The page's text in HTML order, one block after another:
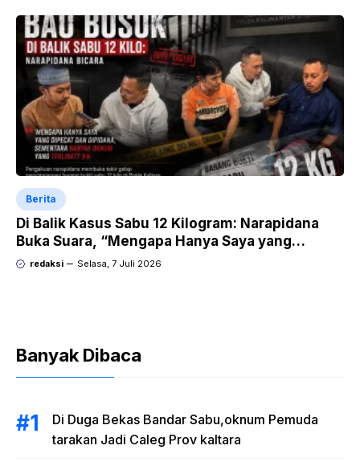
Berita
Di Balik Kasus Sabu 12 Kilogram: Narapidana
Buka Suara, “Mengapa Hanya Saya yang
Dipecat dan Dipidana?
redaksi Selasa, 7 Juli 2026
Banyak Dibaca
Di Duga Bekas Bandar Sabu,oknum Pemuda
tarakan Jadi Caleg Prov kaltara